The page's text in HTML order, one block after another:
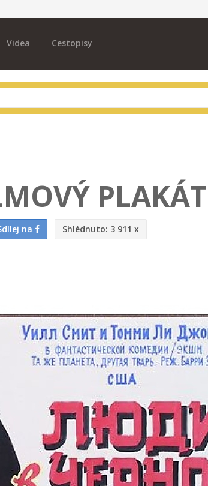
Videa Cestopisy
PLAKÁT
na Shlédnuto: 3 911 x